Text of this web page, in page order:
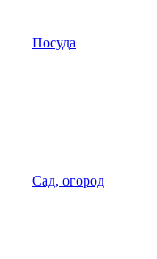
Посуда
Сад, огород